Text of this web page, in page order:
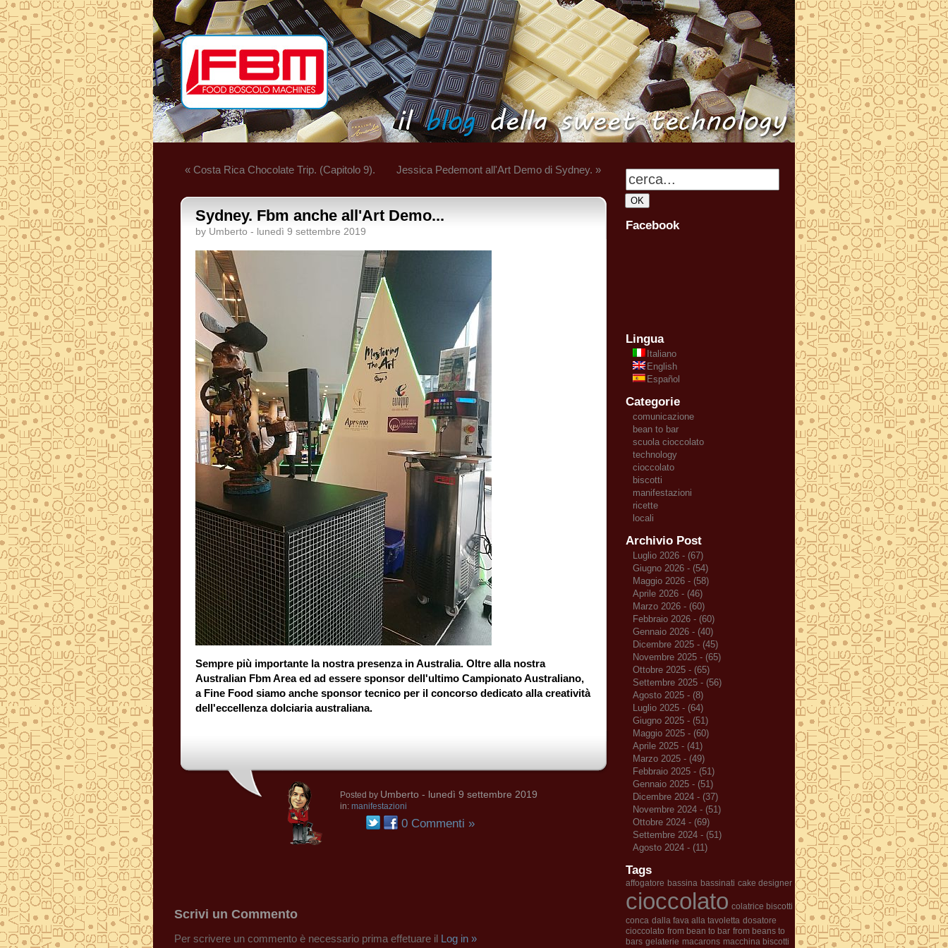
« Costa Rica Chocolate Trip. (Capitolo 9). Jessica Pedemont all'Art Demo di Sydney. »
Sydney. Fbm anche all'Art Demo...
by Umberto - lunedì 9 settembre 2019
Sempre più importante la nostra presenza in Australia. Oltre alla nostra
Australian Fbm Area ed ad essere sponsor dell'ultimo Campionato Australiano,
a Fine Food siamo anche sponsor tecnico per il concorso dedicato alla creatività
dell'eccellenza dolciaria australiana.
Posted by Umberto - lunedì 9 settembre 2019
in: manifestazioni
0 Commenti »
Scrivi un Commento
Per scrivere un commento è necessario prima effetuare il Log in »
Facebook
Lingua
Italiano
English
Español
Categorie
comunicazione
bean to bar
scuola cioccolato
technology
cioccolato
biscotti
manifestazioni
ricette
locali
Archivio Post
Luglio 2026 - (67)
Giugno 2026 - (54)
Maggio 2026 - (58)
Aprile 2026 - (46)
Marzo 2026 - (60)
Febbraio 2026 - (60)
Gennaio 2026 - (40)
Dicembre 2025 - (45)
Novembre 2025 - (65)
Ottobre 2025 - (65)
Settembre 2025 - (56)
Agosto 2025 - (8)
Luglio 2025 - (64)
Giugno 2025 - (51)
Maggio 2025 - (60)
Aprile 2025 - (41)
Marzo 2025 - (49)
Febbraio 2025 - (51)
Gennaio 2025 - (51)
Dicembre 2024 - (37)
Novembre 2024 - (51)
Ottobre 2024 - (69)
Settembre 2024 - (51)
Agosto 2024 - (11)
Tags
affogatore bassina bassinati cake designer
cioccolato colatrice biscotti
conca dalla fava alla tavoletta dosatore
cioccolato from bean to bar from beans to
bars gelaterie macarons macchina biscotti